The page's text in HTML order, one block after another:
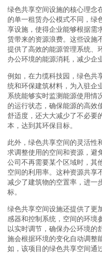
绿色共享空间设施的核心理念
的单一租赁办公模式不同，绿
享设施，使得企业能够根据需
赁带来的资源浪费。这些设施
提供了高效的能源管理系统、
办公环境的能源消耗，减少企
例如，在力缆科技园，绿色共
统和环保建筑材料，为入驻企
系统能够实时监测能源使用情
的运行状态，确保能源的高效
舒适度，还大大减少了不必要
本，达到其环保目标。
此外，绿色共享空间的灵活性
求调整使用的空间和资源，避
公司不再需要某个区域时，其
空间的利用率。这种资源共享
减少了建筑物的空置率，进一
标。
绿色共享空间设施还提供了更
感器和控制系统，空间的环境
以实时调节，确保办公环境的
施会根据环境的变化自动调整
如，该项目的绿色共享空间通